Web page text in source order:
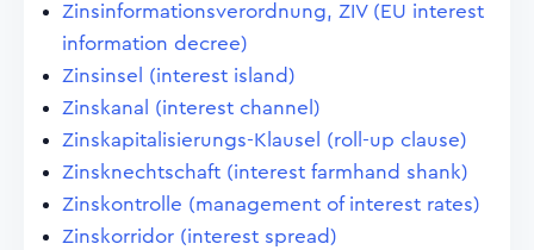
Zinsinformationsverordnung, ZIV (EU interest
information decree)
Zinsinsel (interest island)
Zinskanal (interest channel)
Zinskapitalisierungs-Klausel (roll-up clause)
Zinsknechtschaft (interest farmhand shank)
Zinskontrolle (management of interest rates)
Zinskorridor (interest spread)